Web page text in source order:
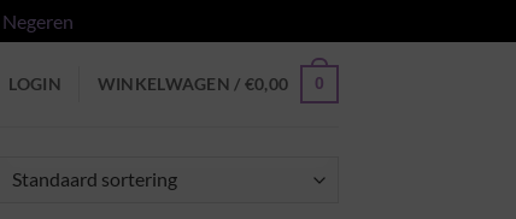
Negeren
LOGIN WINKELWAGEN / €0,00 0